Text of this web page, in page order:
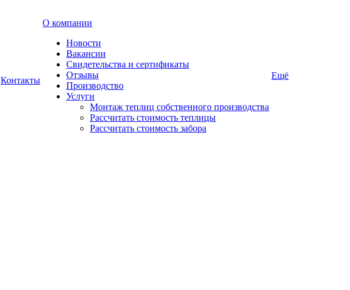
Контакты
О компании
Новости
Вакансии
Свидетельства и сертификаты
Отзывы
Производство
Услуги
Монтаж теплиц собственного производства
Рассчитать стоимость теплицы
Рассчитать стоимость забора
Ещё